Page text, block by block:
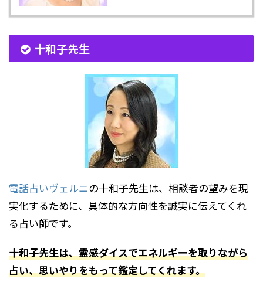
十和子先生
電話占いヴェルニの十和子先生は、相談者の望みを現
実化するために、具体的な方向性を誠実に伝えてくれ
る占い師です。
十和子先生は、霊感ダイスでエネルギーを取りながら
占い、思いやりをもって鑑定してくれます。